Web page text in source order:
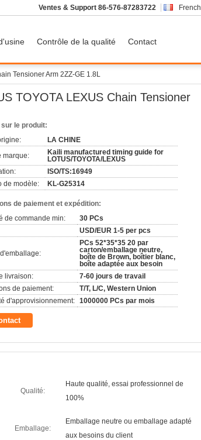
French
Ventes & Support 86-576-87283722
Contrôle de la qualité
Contact
Tensioner Arm 2ZZ-GE 1.8L
TOYOTA LEXUS Chain Tensioner
sur le produit:
LA CHINE
marque:
Kaili manufactured timing guide for
LOTUS/TOYOTA/LEXUS
ISO/TS:16949
de modèle:
KL-G25314
de paiement et expédition:
de commande min:
30 PCs
USD/EUR 1-5 per pcs
PCs 52*35*35 20 par
carton/emballage neutre,
boîte de Brown, boîtier blanc,
boîte adaptée aux besoin
livraison:
7-60 jours de travail
de paiement:
T/T, L/C, Western Union
d'approvisionnement: 1000000 PCs par mois
Qualité:
Haute qualité, essai professionnel de
100%
Emballage:
Emballage neutre ou emballage adapté
aux besoins du client